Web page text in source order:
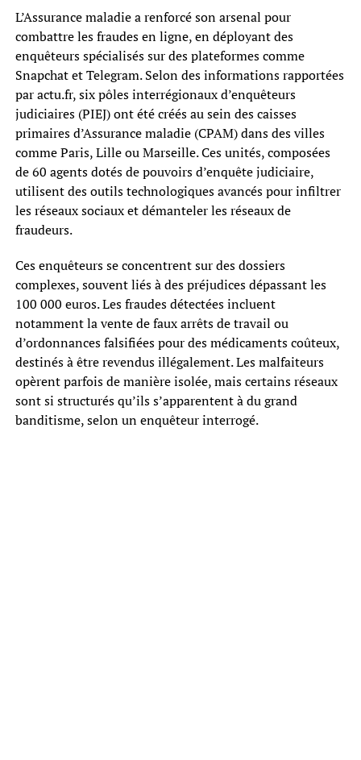
L’Assurance maladie a renforcé son arsenal pour
combattre les fraudes en ligne, en déployant des
enquêteurs spécialisés sur des plateformes comme
Snapchat et Telegram. Selon des informations rapportées
par actu.fr, six pôles interrégionaux d’enquêteurs
judiciaires (PIEJ) ont été créés au sein des caisses
primaires d’Assurance maladie (CPAM) dans des villes
comme Paris, Lille ou Marseille. Ces unités, composées
de 60 agents dotés de pouvoirs d’enquête judiciaire,
utilisent des outils technologiques avancés pour infiltrer
les réseaux sociaux et démanteler les réseaux de
fraudeurs.
Ces enquêteurs se concentrent sur des dossiers
complexes, souvent liés à des préjudices dépassant les
100 000 euros. Les fraudes détectées incluent
notamment la vente de faux arrêts de travail ou
d’ordonnances falsifiées pour des médicaments coûteux,
destinés à être revendus illégalement. Les malfaiteurs
opèrent parfois de manière isolée, mais certains réseaux
sont si structurés qu’ils s’apparentent à du grand
banditisme, selon un enquêteur interrogé.